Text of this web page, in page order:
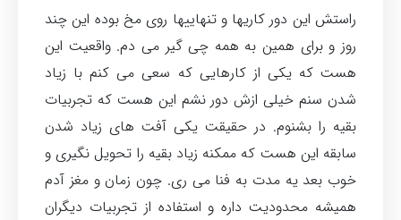
راستش این دور کاریها و تنهاییها روی مخ بوده این چند
روز و برای همین به همه چی گیر می دم. واقعیت این
هست که یکی از کارهایی که سعی می کنم با زیاد
شدن سنم خیلی ازش دور نشم این هست که تجربیات
بقیه را بشنوم. در حقیقت یکی آفت های زیاد شدن
سابقه این هست که ممکنه زیاد بقیه را تحویل نگیری و
خوب بعد یه مدت به فنا می ری. چون زمان و مغز آدم
همیشه محدودیت داره و استفاده از تجربیات دیگران